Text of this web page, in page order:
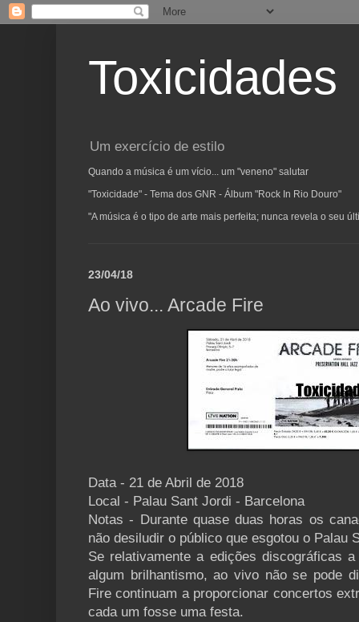
Toxicidades
Um exercício de estilo
Quando a música é um vício... um "veneno" salutar
"Toxicidade" - Tema dos GNR - Álbum "Rock In Rio Douro"
"A música é o tipo de arte mais perfeita; nunca revela o seu
23/04/18
Ao vivo... Arcade Fire
Data - 21 de Abril de 2018
Local - Palau Sant Jordi - Barcelona
Notas - Durante quase duas horas os
não desiludir o público que esgotou o Palau
Se relativamente a edições discográficas
algum brilhantismo, ao vivo não se pode
Fire continuam a proporcionar concertos
cada um fosse uma festa.